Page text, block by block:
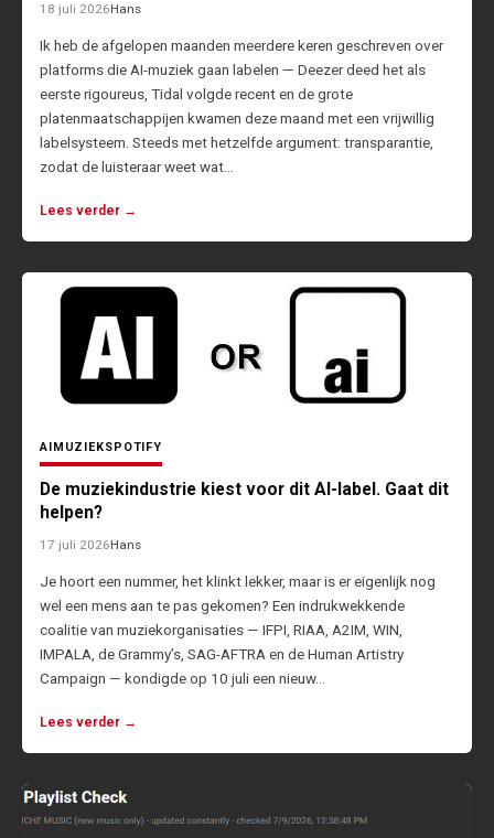
18 juli 2026Hans
Ik heb de afgelopen maanden meerdere keren geschreven over
platforms die AI-muziek gaan labelen — Deezer deed het als
eerste rigoureus, Tidal volgde recent en de grote
platenmaatschappijen kwamen deze maand met een vrijwillig
labelsysteem. Steeds met hetzelfde argument: transparantie,
zodat de luisteraar weet wat…
Lees verder →
AI MUZIEKSPOTIFY
De muziekindustrie kiest voor dit AI-label. Gaat dit
helpen?
17 juli 2026Hans
Je hoort een nummer, het klinkt lekker, maar is er eigenlijk nog
wel een mens aan te pas gekomen? Een indrukwekkende
coalitie van muziekorganisaties — IFPI, RIAA, A2IM, WIN,
IMPALA, de Grammy’s, SAG-AFTRA en de Human Artistry
Campaign — kondigde op 10 juli een nieuw…
Lees verder →